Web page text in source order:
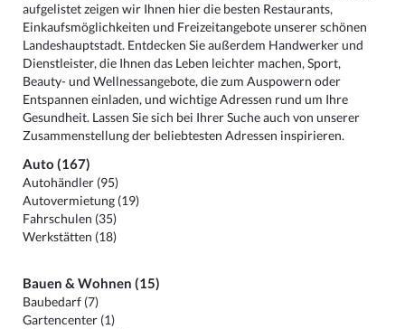
aufgelistet zeigen wir Ihnen hier die besten Restaurants,
Einkaufsmöglichkeiten und Freizeitangebote unserer schönen
Landeshauptstadt. Entdecken Sie außerdem Handwerker und
Dienstleister, die Ihnen das Leben leichter machen, Sport,
Beauty- und Wellnessangebote, die zum Auspowern oder
Entspannen einladen, und wichtige Adressen rund um Ihre
Gesundheit. Lassen Sie sich bei Ihrer Suche auch von unserer
Zusammenstellung der beliebtesten Adressen inspirieren.
Auto (167)
Autohändler (95)
Autovermietung (19)
Fahrschulen (35)
Werkstätten (18)
Bauen & Wohnen (15)
Baubedarf (7)
Gartencenter (1)